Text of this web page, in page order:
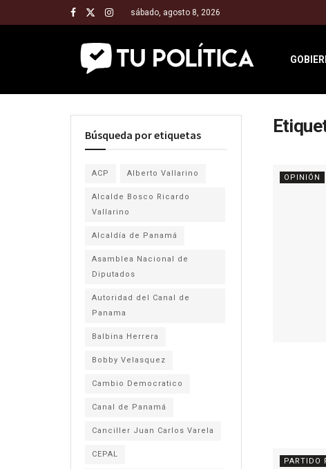
sábado, agosto 8, 2026
OPINIÓN
PARTIDO
Búsqueda por etiquetas
ACP Alberto Vallarino
Alcalde Bosco Ricardo
Vallarino
Alcaldía de Panamá
Asamblea Nacional de
Diputados
Autoridad del Canal de
Panama
Balbina Herrera
Bobby Velasquez
Cambio Democratico
Canal de Panamá
Canciller Juan Carlos Varela
CEPAL